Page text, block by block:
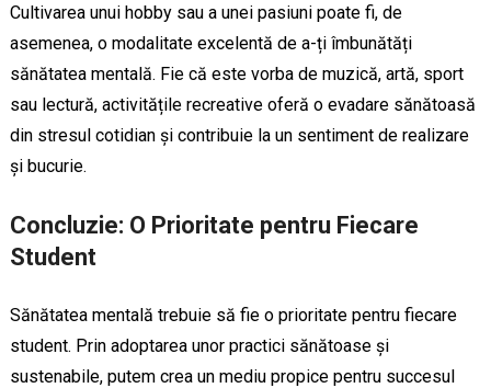
Cultivarea unui hobby sau a unei pasiuni poate fi, de
asemenea, o modalitate excelentă de a-ți îmbunătăți
sănătatea mentală. Fie că este vorba de muzică, artă, sport
sau lectură, activitățile recreative oferă o evadare sănătoasă
din stresul cotidian și contribuie la un sentiment de realizare
și bucurie.
Concluzie: O Prioritate pentru Fiecare
Student
Sănătatea mentală trebuie să fie o prioritate pentru fiecare
student. Prin adoptarea unor practici sănătoase și
sustenabile, putem crea un mediu propice pentru succesul